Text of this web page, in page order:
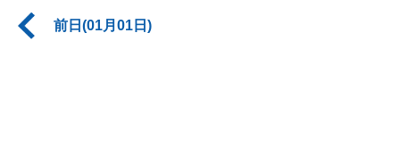
前日(01月01日)